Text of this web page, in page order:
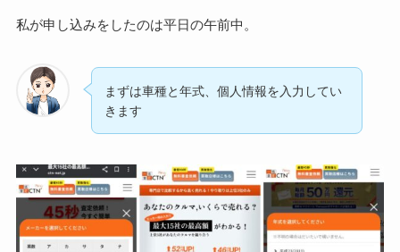
私が申し込みをしたのは平日の午前中。
まずは車種と年式、個人情報を入力してい
きます